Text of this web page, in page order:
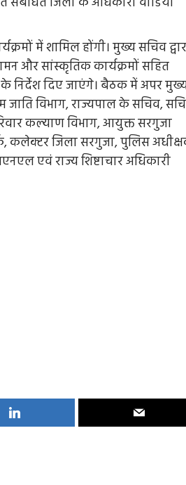
में शामिल होंगी। मुख्य सचिव
और सांस्कृतिक कार्यक्रमों सहित
निर्देश दिए जाएंगे। बैठक में अपर
विभाग, राज्यपाल के सचिव,
कल्याण विभाग, आयुक्त सरगुजा
कलेक्टर जिला सरगुजा, पुलिस
एवं राज्य शिष्टाचार अधिकारी